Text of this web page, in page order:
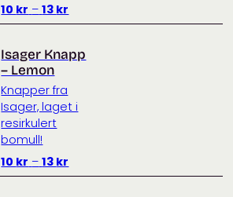
10 kr – 13 kr
10 kr
13 kr
Isager Knapp
– Lemon
Knapper fra
Isager, laget i
resirkulert
bomull!
10 kr – 13 kr
10 kr